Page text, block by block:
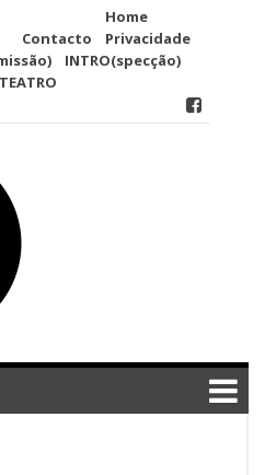
Contacto
Home
Privacidade
INTRO(specção)
TEATRO